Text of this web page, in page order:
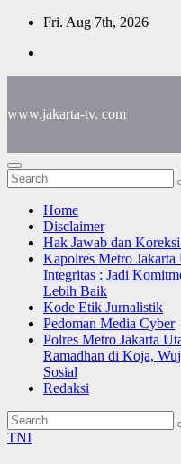
Skip
content
Fri. Aug 7th, 2026
www.jakarta-tv. com
Home
Disclaimer
Hak Jawab dan
Kapolres Metro Jakarta
Integritas : Jadi
Lebih Baik
Kode Etik Jurnalistik
Pedoman Media Cyber
Polres Metro Jakarta
Ramadhan di Koja,
Sosial
Redaksi
TNI